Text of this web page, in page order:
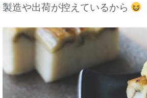
製造や出荷が控えているから